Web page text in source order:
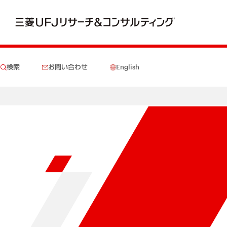
検索 お問い合わせ English